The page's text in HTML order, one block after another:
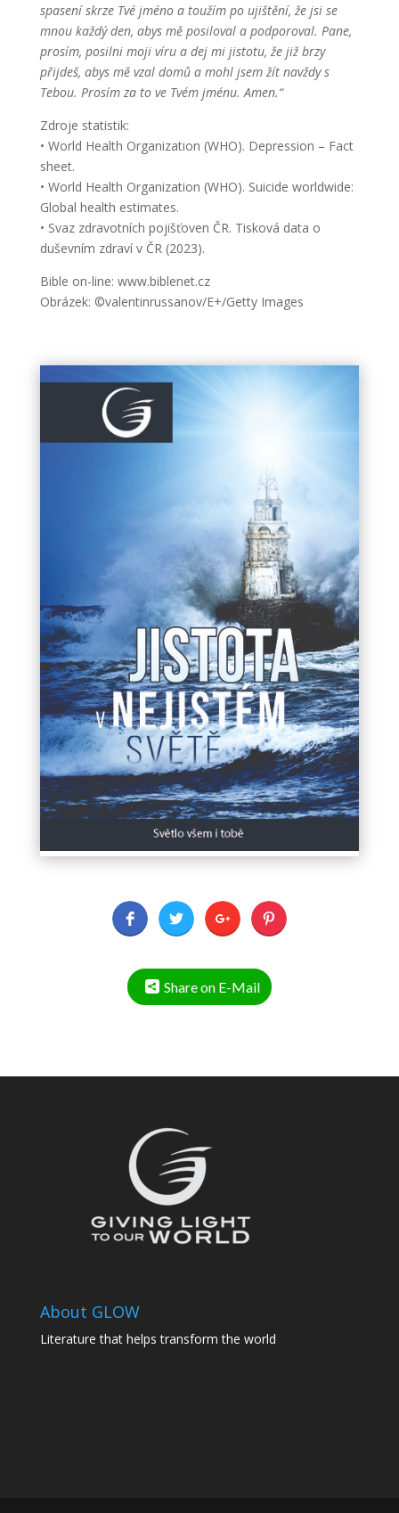
spasení skrze Tvé jméno a toužím po ujištění, že jsi se
mnou každý den, abys mě posiloval a podporoval. Pane,
prosím, posilni moji víru a dej mi jistotu, že již brzy
přijdeš, abys mě vzal domů a mohl jsem žít navždy s
Tebou. Prosím za to ve Tvém jménu. Amen.“
Zdroje statistik:
• World Health Organization (WHO). Depression – Fact
sheet.
• World Health Organization (WHO). Suicide worldwide:
Global health estimates.
• Svaz zdravotních pojišťoven ČR. Tisková data o
duševním zdraví v ČR (2023).
Bible on-line: www.biblenet.cz
Obrázek: ©valentinrussanov/E+/Getty Images
Share on E-Mail
About GLOW
Literature that helps transform the world